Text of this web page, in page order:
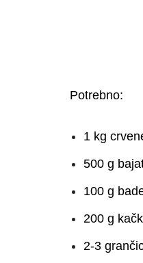
Potrebno:
1 kg
500 g
100 g
200 g
2-3